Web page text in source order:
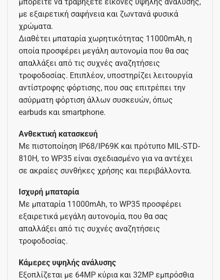
με εξαιρετική σαφήνεια και ζωντανά φυσικά
χρώματα.
Διαθέτει μπαταρία χωρητικότητας 11000mAh, η
οποία προσφέρει μεγάλη αυτονομία που θα σας
απαλλάξει από τις συχνές αναζητήσεις
τροφοδοσίας. Επιπλέον, υποστηρίζει λειτουργία
αντίστροφης φόρτισης, που σας επιτρέπει την
ασύρματη φόρτιση άλλων συσκευών, όπως
earbuds και smartphone.
Ανθεκτική κατασκευή
Με πιστοποίηση IP68/IP69K και πρότυπο MIL-STD-
810H, το WP35 είναι σχεδιασμένο για να αντέχει
σε ακραίες συνθήκες χρήσης και περιβάλλοντα.
Ισχυρή μπαταρία
Με μπαταρία 11000mAh, το WP35 προσφέρει
εξαιρετικά μεγάλη αυτονομία, που θα σας
απαλλάξει από τις συχνές αναζητήσεις
τροφοδοσίας.
Κάμερες υψηλής ανάλυσης
Εξοπλίζεται με 64MP κύρια και 32MP εμπρόσθια